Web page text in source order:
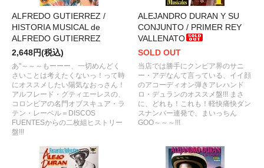
ALFREDO GUTIERREZ /
HISTORIA MUSICAL de
ALFREDO GUTIERREZ
2,648円(税込)
あ"～～～もーーー、一切めんどく
さいことは考えたくないっ！って時
にオススメしたい陽気なおっさん！
アルフレード・グティエーレスの、
コロンビアの名門オブスキュア・ラ
テン・レーベル＝DISCOS
FUENTESからの二枚組ヒストリー
盤!!!
ALEJANDRO DURAN Y SU
CONJUNTO / PRIMER REY
VALLENATO
SOLD OUT
当店では勝手にクンビア界のサニ
ー・アデなんて言っている、イイ顔
のアコーディオン弾きアレハンド
ロ・デュランのオススメ盤!!! まさ
に、どれも！これも！軽快痛快ダン
スナンバー連発で、まいっちん
GOO～～～!!!